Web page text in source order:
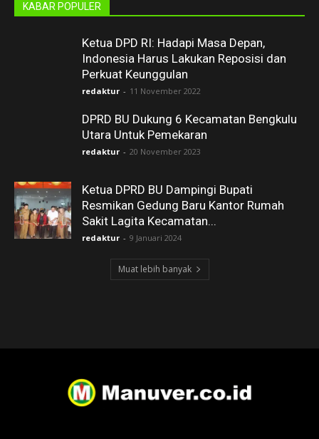
KABAR POPULER
Ketua DPD RI: Hadapi Masa Depan,
Indonesia Harus Lakukan Reposisi dan
Perkuat Keunggulan
redaktur - 11 November 2022
DPRD BU Dukung 6 Kecamatan Bengkulu
Utara Untuk Pemekaran
redaktur - 20 November 2023
Ketua DPRD BU Dampingi Bupati
Resmikan Gedung Baru Kantor Rumah
Sakit Lagita Kecamatan...
redaktur - 9 Januari 2024
Muat lebih banyak